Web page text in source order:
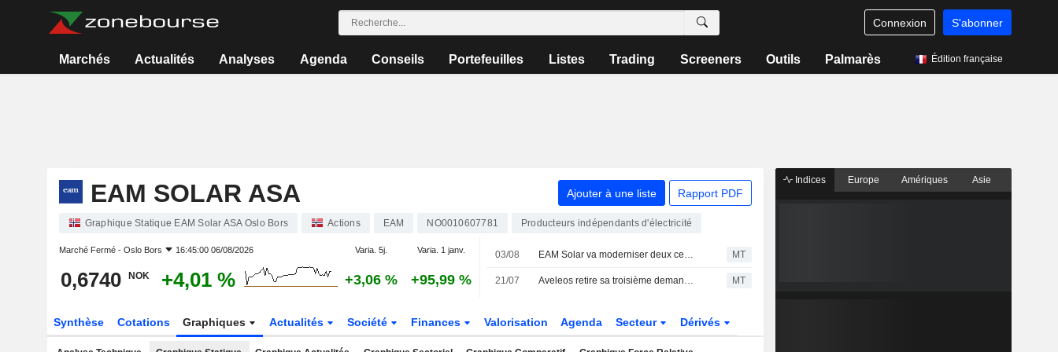
Connexion S'abonner
Marchés Actualités Analyses Agenda Conseils Portefeuilles Listes Trading Screeners Outils Palmarès Édition française
EAM SOLAR ASA Ajouter à une liste Rapport PDF
Graphique Statique EAM Solar ASA Oslo Bors Actions EAM NO0010607781 Producteurs indépendants d'électricité
Marché Fermé - Oslo Bors 16:45:00 06/08/2026 Varia. 5j. Varia. 1 janv.
0,6740 NOK +4,01 % +3,06 % +95,99 %
03/08 EAM Solar va moderniser deux centrales solaires en Italie MT
21/07 Aveleos retire sa troisième demande d'arbitrage contre EAM Solar MT
Synthèse Cotations Graphiques Actualités Société Finances Valorisation Agenda Secteur Dérivés
Indices Europe Amériques Asie